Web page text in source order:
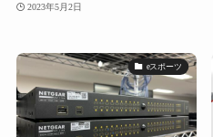
2023年5月2日
eスポーツ